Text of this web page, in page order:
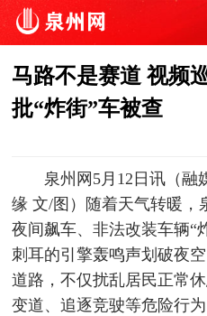
马路不是赛道 视频
批“炸街”车被查
泉州网5月12日讯（融
缘 文/图）随着天气转暖，
夜间飙车、非法改装车辆“
刺耳的引擎轰鸣声划破夜
道路，不仅扰乱居民正常
变道、追逐竞驶等危险行